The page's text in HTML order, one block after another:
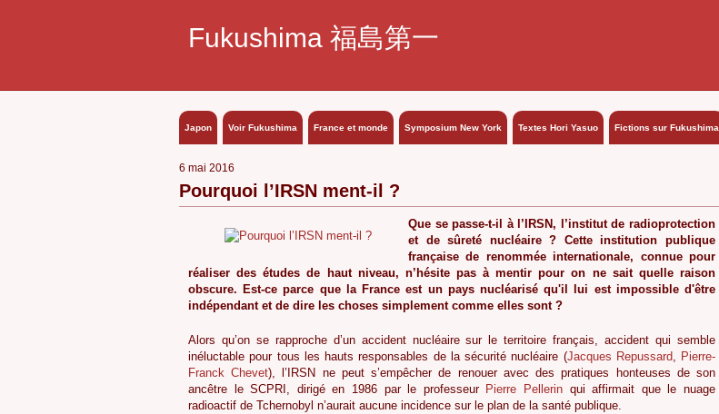
Fukushima 福島第一
Japon Voir Fukushima France et monde Symposium New York Textes Hori Yasuo Fictions sur Fukushima
6 mai 2016
Pourquoi l’IRSN ment-il ?
Que se passe-t-il à l’IRSN, l’institut de radioprotection
et de sûreté nucléaire ? Cette institution publique
française de renommée internationale, connue pour
réaliser des études de haut niveau, n’hésite pas à mentir pour on ne sait quelle raison
obscure. Est-ce parce que la France est un pays nucléarisé qu'il lui est impossible d'être
indépendant et de dire les choses simplement comme elles sont ?
Alors qu’on se rapproche d’un accident nucléaire sur le territoire français, accident qui semble
inéluctable pour tous les hauts responsables de la sécurité nucléaire (Jacques Repussard, Pierre-
Franck Chevet), l’IRSN ne peut s’empêcher de renouer avec des pratiques honteuses de son
ancêtre le SCPRI, dirigé en 1986 par le professeur Pierre Pellerin qui affirmait que le nuage
radioactif de Tchernobyl n’aurait aucune incidence sur le plan de la santé publique.